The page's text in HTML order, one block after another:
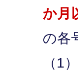
か月
の各
（1